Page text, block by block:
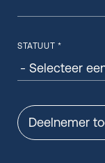
STATUUT *
Deelnemer